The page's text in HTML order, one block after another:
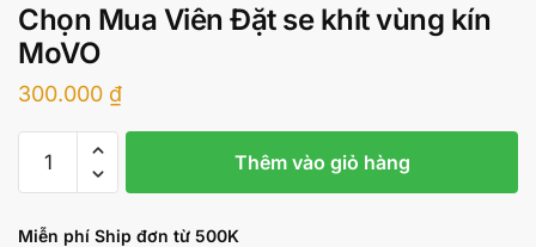
Chọn Mua Viên Đặt se khít vùng kín
MoVO
300.000 ₫
Mua
Đặt
Thêm vào giỏ hàng
Miễn phí Ship đơn từ 500K